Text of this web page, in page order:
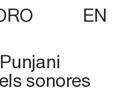
EN
sonores